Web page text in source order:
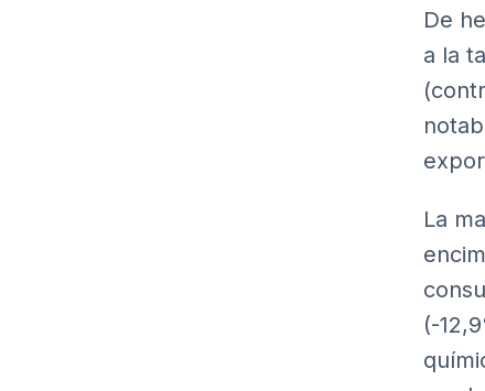
De
a la
La
(-